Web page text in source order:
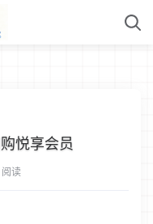
悦享会员
读